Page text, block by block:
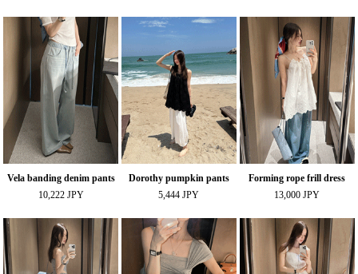
Vela banding denim pants
10,222 JPY
Dorothy pumpkin pants
5,444 JPY
Forming rope frill dress
13,000 JPY